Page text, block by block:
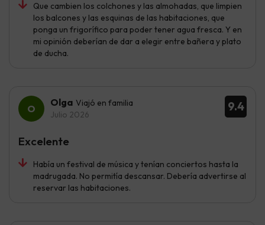
Que cambien los colchones y las almohadas, que limpien
los balcones y las esquinas de las habitaciones, que
ponga un frigorífico para poder tener agua fresca. Y en
mi opinión deberían de dar a elegir entre bañera y plato
de ducha.
9.4
Olga Viajó en familia
Julio 2026
Había un festival de música y tenían conciertos hasta la
madrugada. No permitía descansar. Debería advertirse al
reservar las habitaciones.
Excelente